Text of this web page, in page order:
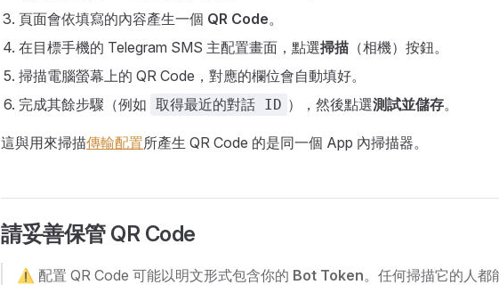
頁面會依填寫的內容產生一個 QR Code。
在目標手機的 Telegram SMS 主配置畫面，點選掃描 （相機）按鈕。
掃描電腦螢幕上的 QR Code，對應的欄位會自動填好。
完成其餘步驟（例如 取得最近的對話 ID ），然後點選測試並儲存。
這與用來掃描傳輸配置所產生 QR Code 的是同一個 App 內掃描器。
請妥善保管 QR Code
⚠️ 配置 QR Code 可能以明文形式包含你的 Bot Token。任何掃描它的人都